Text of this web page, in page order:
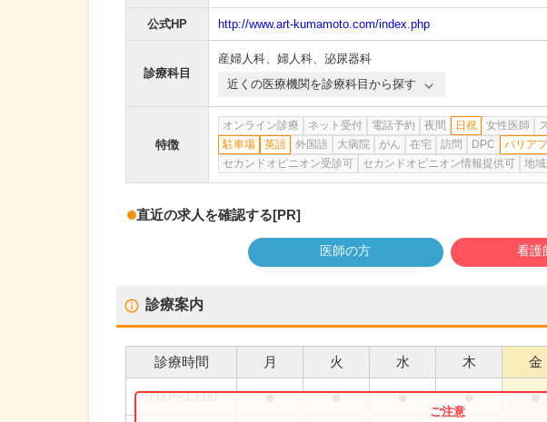
公式HP http://www.art-kumamoto.com/index.php
診療科目
産婦人科、 婦人科、 泌尿器科
近くの医療機関を診療科目から探す
特徴
オンライン診療 ネット受付 電話予約 夜間 日祝 女性医師
駐車場
英語 外国語 大病院 がん 在宅 訪問 DPC バリア
セカンドオピニオン受診可
セカンドオピニオン情報提供可 地
直近の求人を確認する[PR]
医師の方 看護
診療案内
診療時間 月 火 水 木 金
9:00〜13:00 ● ● ● ● ●